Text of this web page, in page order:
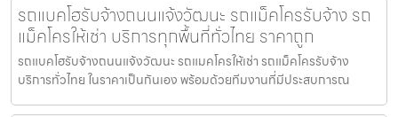
รถแบคโฮรับจ้างถนนแจ้งวัฒนะ รถแม็คโครรับจ้าง รถ
แม็คโครให้เช่า บริการทุกพื้นที่ทั่วไทย ราคาถูก
รถแบคโฮรับจ้างถนนแจ้งวัฒนะ รถแมคโครให้เช่า รถแม็คโครรับจ้าง
บริการทั่วไทย ในราคาเป็นกันเอง พร้อมด้วยทีมงานที่มีประสบการณ